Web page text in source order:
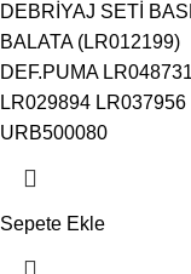
DEBRİYAJ SETİ
BALATA (LR012199)
DEF.PUMA LR048731
LR029894 LR037956
URB500080
Sepete Ekle